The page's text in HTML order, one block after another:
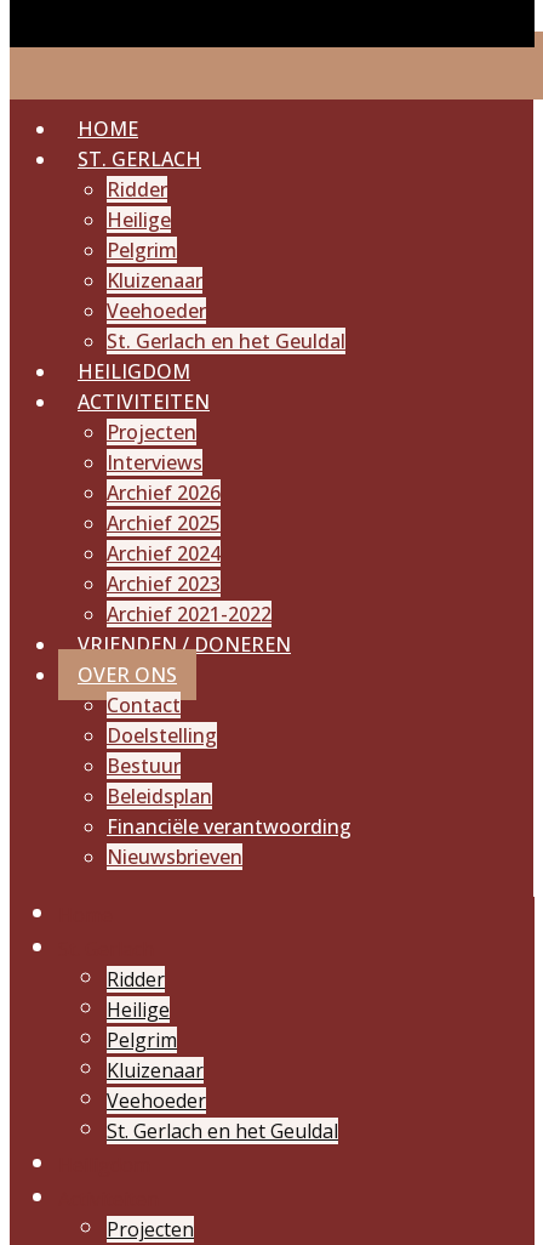
HOME
ST. GERLACH
Ridder
Heilige
Pelgrim
Kluizenaar
Veehoeder
St. Gerlach en het Geuldal
HEILIGDOM
ACTIVITEITEN
Projecten
Interviews
Archief 2026
Archief 2025
Archief 2024
Archief 2023
Archief 2021-2022
VRIENDEN / DONEREN
OVER ONS
Contact
Doelstelling
Bestuur
Beleidsplan
Financiële verantwoording
Nieuwsbrieven
Ridder
Heilige
Pelgrim
Kluizenaar
Veehoeder
St. Gerlach en het Geuldal
Projecten